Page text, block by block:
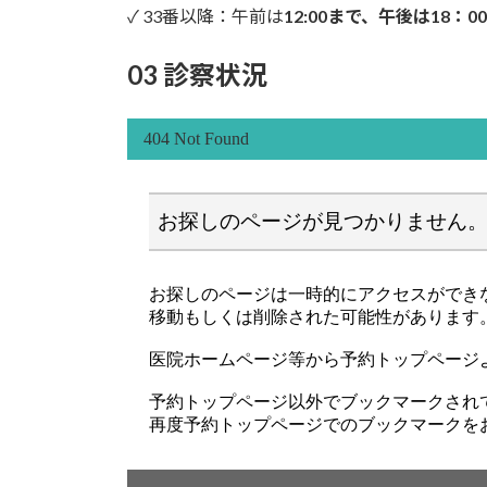
✓ 33番以降：午前は12:00まで、午後は18：
03 診察状況